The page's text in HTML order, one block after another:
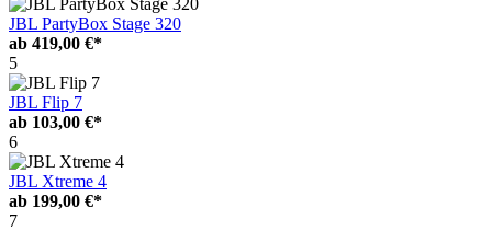
JBL PartyBox Stage 320
ab 419,00 €*
5
JBL Flip 7
ab 103,00 €*
6
JBL Xtreme 4
ab 199,00 €*
7